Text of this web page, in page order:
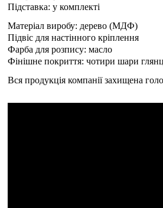
Підставка: у комплекті
Матеріал виробу: дерево (МДФ)
Підвіс для настінного кріплення
Фарба для розпису: масло
Фінішне покриття: чотири шари
Вся продукція компанії захищена